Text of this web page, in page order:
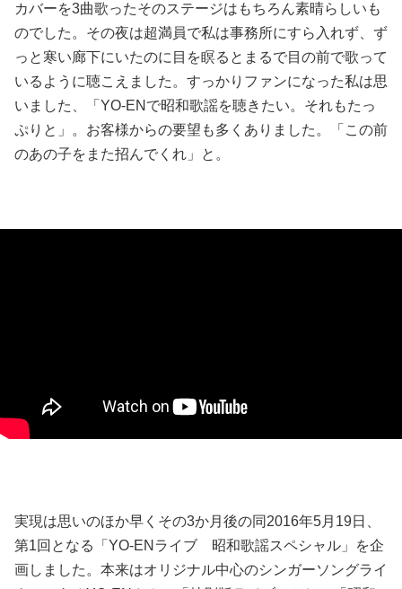
カバーを3曲歌ったそのステージはもちろん素晴らしいも
のでした。その夜は超満員で私は事務所にすら入れず、ず
っと寒い廊下にいたのに目を瞑るとまるで目の前で歌って
いるように聴こえました。すっかりファンになった私は思
いました、「YO-ENで昭和歌謡を聴きたい。それもたっ
ぷりと」。お客様からの要望も多くありました。「この前
のあの子をまた招んでくれ」と。
実現は思いのほか早くその3か月後の同2016年5月19日、
第1回となる「YO-ENライブ 昭和歌謡スペシャル」を企
画しました。本来はオリジナル中心のシンガーソングライ